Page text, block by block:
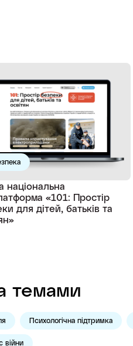
національна
«101: Простір
для дітей, батьків та
темами
Психологічна підтримка
війни